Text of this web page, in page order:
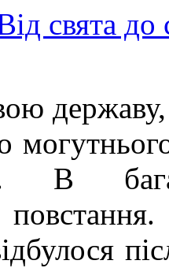
свята до
державу,
В